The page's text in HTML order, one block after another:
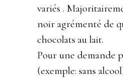
variés .
noir agrémenté de
chocolats au lait.
Pour une demande
(exemple: sans